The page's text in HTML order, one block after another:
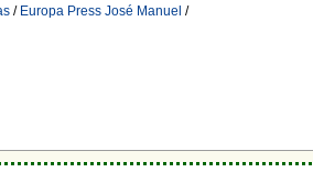
/ Europa Press José Manuel /